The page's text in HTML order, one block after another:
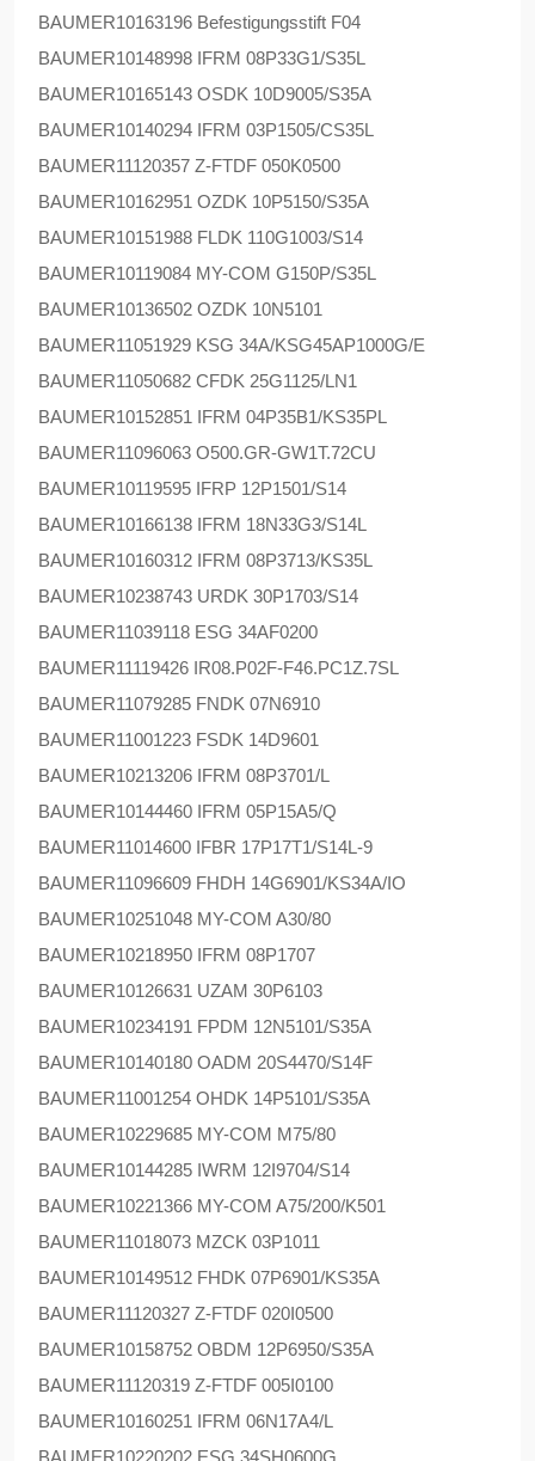
BAUMER10163196 Befestigungsstift F04
BAUMER10148998 IFRM 08P33G1/S35L
BAUMER10165143 OSDK 10D9005/S35A
BAUMER10140294 IFRM 03P1505/CS35L
BAUMER11120357 Z-FTDF 050K0500
BAUMER10162951 OZDK 10P5150/S35A
BAUMER10151988 FLDK 110G1003/S14
BAUMER10119084 MY-COM G150P/S35L
BAUMER10136502 OZDK 10N5101
BAUMER11051929 KSG 34A/KSG45AP1000G/E
BAUMER11050682 CFDK 25G1125/LN1
BAUMER10152851 IFRM 04P35B1/KS35PL
BAUMER11096063 O500.GR-GW1T.72CU
BAUMER10119595 IFRP 12P1501/S14
BAUMER10166138 IFRM 18N33G3/S14L
BAUMER10160312 IFRM 08P3713/KS35L
BAUMER10238743 URDK 30P1703/S14
BAUMER11039118 ESG 34AF0200
BAUMER11119426 IR08.P02F-F46.PC1Z.7SL
BAUMER11079285 FNDK 07N6910
BAUMER11001223 FSDK 14D9601
BAUMER10213206 IFRM 08P3701/L
BAUMER10144460 IFRM 05P15A5/Q
BAUMER11014600 IFBR 17P17T1/S14L-9
BAUMER11096609 FHDH 14G6901/KS34A/IO
BAUMER10251048 MY-COM A30/80
BAUMER10218950 IFRM 08P1707
BAUMER10126631 UZAM 30P6103
BAUMER10234191 FPDM 12N5101/S35A
BAUMER10140180 OADM 20S4470/S14F
BAUMER11001254 OHDK 14P5101/S35A
BAUMER10229685 MY-COM M75/80
BAUMER10144285 IWRM 12I9704/S14
BAUMER10221366 MY-COM A75/200/K501
BAUMER11018073 MZCK 03P1011
BAUMER10149512 FHDK 07P6901/KS35A
BAUMER11120327 Z-FTDF 020I0500
BAUMER10158752 OBDM 12P6950/S35A
BAUMER11120319 Z-FTDF 005I0100
BAUMER10160251 IFRM 06N17A4/L
BAUMER10220202 ESG 34SH0600G